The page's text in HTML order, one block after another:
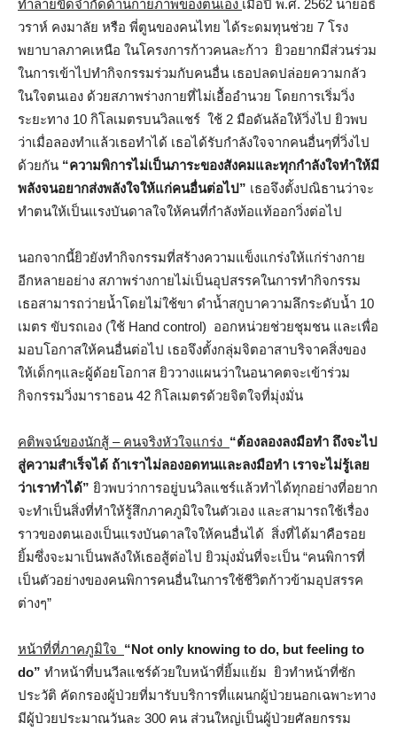
ทำลายขีดจำกัดด้านกายภาพของตนเอง เมื่อปี พ.ศ. 2562 นายอธิ
วราห์ คงมาลัย หรือ พี่ตูนของคนไทย ได้ระดมทุนช่วย 7 โรง
พยาบาลภาคเหนือ ในโครงการก้าวคนละก้าว ยิวอยากมีส่วนร่วม
ในการเข้าไปทำกิจกรรมร่วมกับคนอื่น เธอปลดปล่อยความกลัว
ในใจตนเอง ด้วยสภาพร่างกายที่ไม่เอื้ออำนวย โดยการเริ่มวิ่ง
ระยะทาง 10 กิโลเมตรบนวิลแชร์ ใช้ 2 มือดันล้อให้วิ่งไป ยิวพบ
ว่าเมื่อลองทำแล้วเธอทำได้ เธอได้รับกำลังใจจากคนอื่นๆที่วิ่งไป
ด้วยกัน “ความพิการไม่เป็นภาระของสังคมและทุกกำลังใจทำให้มี
พลังจนอยากส่งพลังใจให้แก่คนอื่นต่อไป” เธอจึงตั้งปณิธานว่าจะ
ทำตนให้เป็นแรงบันดาลใจให้คนที่กำลังท้อแท้ออกวิ่งต่อไป
นอกจากนี้ยิวยังทำกิจกรรมที่สร้างความแข็งแกร่งให้แก่ร่างกาย
อีกหลายอย่าง สภาพร่างกายไม่เป็นอุปสรรคในการทำกิจกรรม
เธอสามารถว่ายน้ำโดยไม่ใช้ขา ดำน้ำสกูบาความลึกระดับน้ำ 10
เมตร ขับรถเอง (ใช้ Hand control) ออกหน่วยช่วยชุมชน และเพื่อ
มอบโอกาสให้คนอื่นต่อไป เธอจึงตั้งกลุ่มจิตอาสาบริจาคสิ่งของ
ให้เด็กๆและผู้ด้อยโอกาส ยิววางแผนว่าในอนาคตจะเข้าร่วม
กิจกรรมวิ่งมาราธอน 42 กิโลเมตรด้วยจิตใจที่มุ่งมั่น
คติพจน์ของนักสู้ – คนจริงหัวใจแกร่ง “ต้องลองลงมือทำ ถึงจะไป
สู่ความสำเร็จได้ ถ้าเราไม่ลองอดทนและลงมือทำ เราจะไม่รู้เลย
ว่าเราทำได้” ยิวพบว่าการอยู่บนวิลแชร์แล้วทำได้ทุกอย่างที่อยาก
จะทำเป็นสิ่งที่ทำให้รู้สึกภาคภูมิใจในตัวเอง และสามารถใช้เรื่อง
ราวของตนเองเป็นแรงบันดาลใจให้คนอื่นได้ สิ่งที่ได้มาคือรอย
ยิ้มซึ่งจะมาเป็นพลังให้เธอสู้ต่อไป ยิวมุ่งมั่นที่จะเป็น “คนพิการที่
เป็นตัวอย่างของคนพิการคนอื่นในการใช้ชีวิตก้าวข้ามอุปสรรค
ต่างๆ”
หน้าที่ที่ภาคภูมิใจ “Not only knowing to do, but feeling to
do” ทำหน้าที่บนวีลแชร์ด้วยใบหน้าที่ยิ้มแย้ม ยิวทำหน้าที่ซัก
ประวัติ คัดกรองผู้ป่วยที่มารับบริการที่แผนกผู้ป่วยนอกเฉพาะทาง
มีผู้ป่วยประมาณวันละ 300 คน ส่วนใหญ่เป็นผู้ป่วยศัลยกรรม